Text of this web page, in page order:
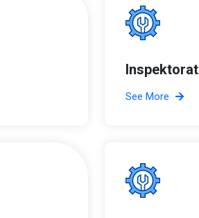
Inspektorat
See More